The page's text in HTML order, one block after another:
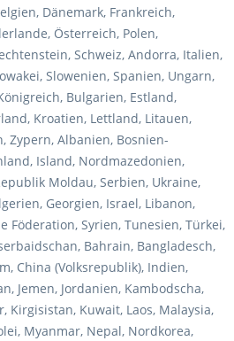
Dänemark, Frankreich,
Österreich, Polen,
Schweiz, Andorra, Italien,
Slowenien, Spanien, Ungarn,
Bulgarien, Estland,
Kroatien, Lettland, Litauen,
Zypern, Albanien, Bosnien-
Island, Nordmazedonien,
Moldau, Serbien, Ukraine,
Georgien, Israel, Libanon,
Föderation, Syrien, Tunesien, Türkei,
Bahrain, Bangladesch,
China (Volksrepublik), Indien,
Jemen, Jordanien, Kambodscha,
Kirgisistan, Kuwait, Laos, Malaysia,
Myanmar, Nepal, Nordkorea,